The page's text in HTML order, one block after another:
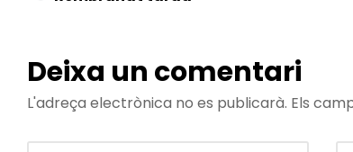
Deixa un comentari
L'adreça electrònica no es publicarà. Els